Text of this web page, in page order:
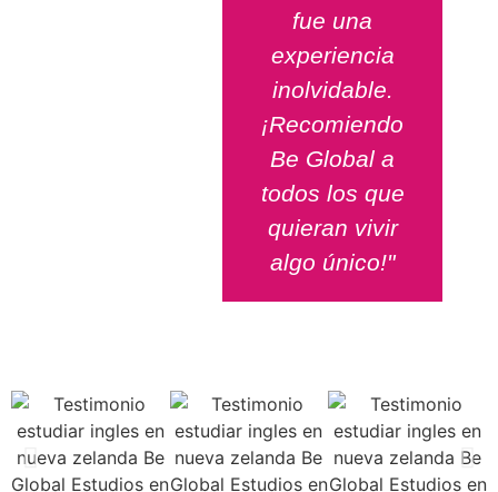
fue una
experiencia
inolvidable.
¡Recomiendo
Be Global a
todos los que
quieran vivir
algo único!"